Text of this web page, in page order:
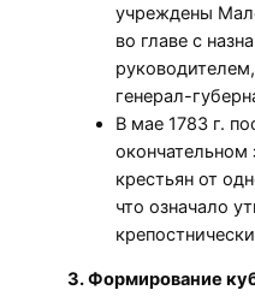
учреждены
во главе с
генерал-
В мае 1783 г.
окончательном
крестьян от
что означало
3. Формирование